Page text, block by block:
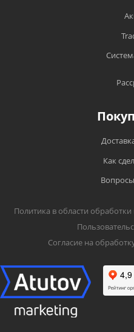
Как
Политика в области
Согласие на